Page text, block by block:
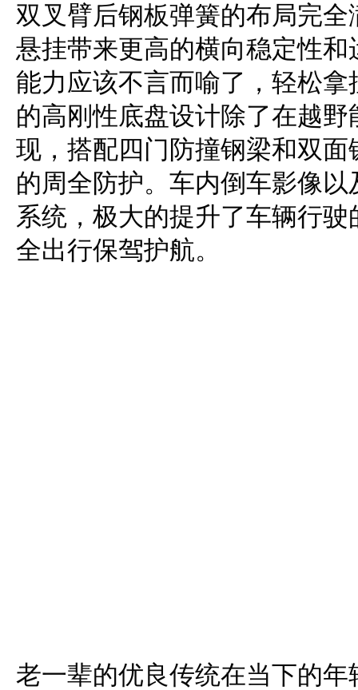
双叉臂后钢板弹簧的布局完
悬挂带来更高的横向稳定性
能力应该不言而喻了，轻松
的高刚性底盘设计除了在越
现，搭配四门防撞钢梁和双
的周全防护。车内倒车影像
系统，极大的提升了车辆行
全出行保驾护航。
老一辈的优良传统在当下的